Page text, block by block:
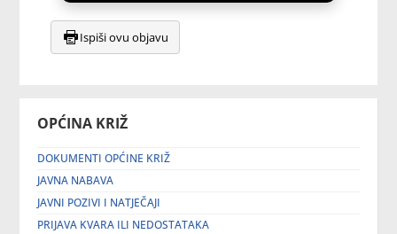
OPĆINA KRIŽ
DOKUMENTI OPĆINE KRIŽ
JAVNA NABAVA
JAVNI POZIVI I NATJEČAJI
PRIJAVA KVARA ILI NEDOSTATAKA
Ispiši ovu objavu